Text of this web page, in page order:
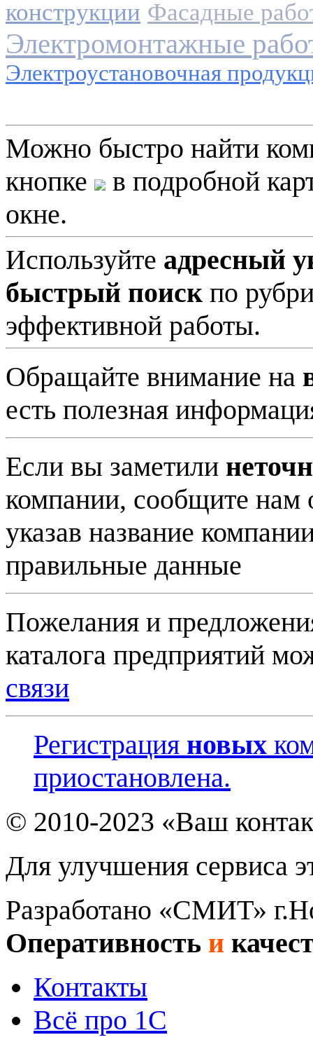
конструкции Фасадные
Электромонтажные
Электроустановочная
Можно быстро найти
кнопке
в подробной
окне.
Используйте адресный
быстрый поиск по
эффективной работы.
Обращайте внимание на
есть полезная
Если вы заметили
компании, сообщите нам
указав название
правильные данные
Пожелания и
каталога предприятий
связи
Регистрация новых
приостановлена.
© 2010-2023 «Ваш
Для улучшения сервиса
Разработано «СМИТ»
Оперативность и
Контакты
Всё про 1С